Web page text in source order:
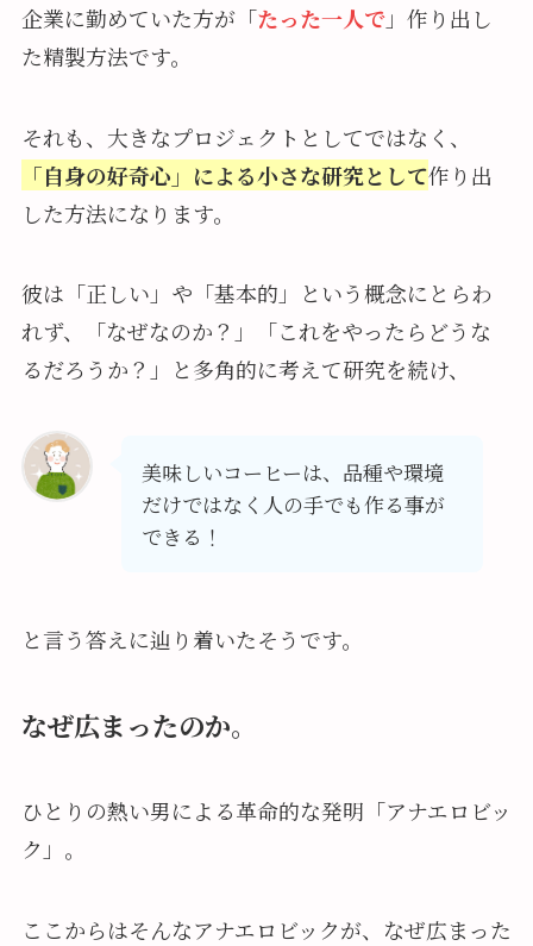
企業に勤めていた方が「たった一人で」作り出し
た精製方法です。
それも、大きなプロジェクトとしてではなく、
「自身の好奇心」による小さな研究として作り出
した方法になります。
彼は「正しい」や「基本的」という概念にとらわ
れず、「なぜなのか？」「これをやったらどうな
るだろうか？」と多角的に考えて研究を続け、
美味しいコーヒーは、品種や環境
だけではなく人の手でも作る事が
できる！
と言う答えに辿り着いたそうです。
なぜ広まったのか。
ひとりの熱い男による革命的な発明「アナエロビッ
ク」。
ここからはそんなアナエロビックが、なぜ広まった